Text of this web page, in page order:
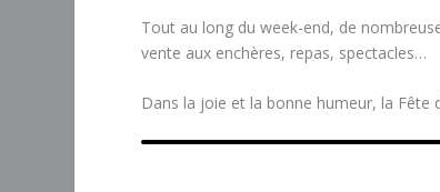
Tout au long du week-end, de
vente aux enchères, repas, spectacles…
Dans la joie et la bonne humeur, la Fête